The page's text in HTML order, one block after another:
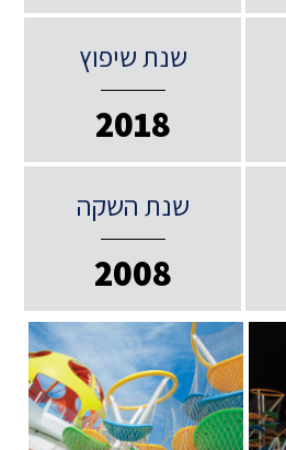
שנת שיפוץ
2018
שנת השקה
2008